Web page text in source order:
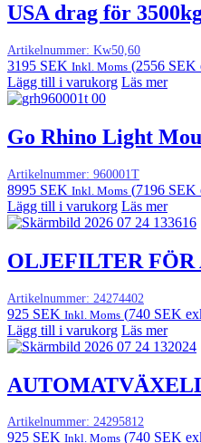
USA drag för
Artikelnummer: Kw50,60
3195 SEK Inkl. Moms (2556 SEK
Lägg till i varukorg Läs mer
Go Rhino Light
Artikelnummer: 960001T
8995 SEK Inkl. Moms (7196 SEK
Lägg till i varukorg Läs mer
OLJEFILTER
Artikelnummer: 24274402
925 SEK Inkl. Moms (740 SEK
Lägg till i varukorg Läs mer
Artikelnummer: 24295812
925 SEK Inkl. Moms (740 SEK